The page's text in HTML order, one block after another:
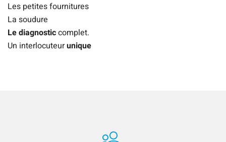
Les petites fournitures
La soudure
Le diagnosticcomplet.
Un interlocuteurunique